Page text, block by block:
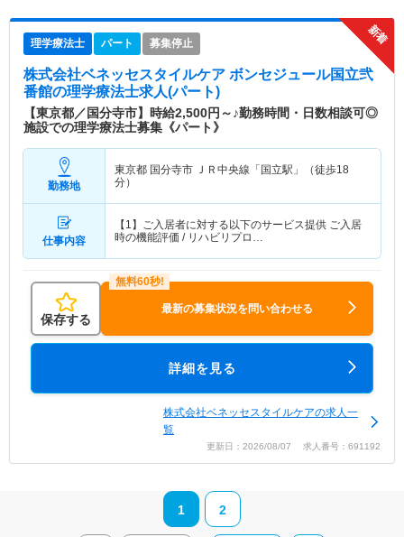
理学療法士 パート 募集停止
株式会社ベネッセスタイルケア ボンセジュール国立弐
番館の理学療法士求人(パート)
【東京都／国分寺市】時給2,500円～♪勤務時間・日数相談可◎
施設での理学療法士募集《パート》
勤務地
東京都 国分寺市 ＪＲ中央線「国立駅」（徒歩18
分）
仕事内容
【1】ご入居者に対する以下のサービス提供 ご入居
時の機能評価 / リハビリプロ…
保存する
最新の募集状況を問い合わせる
詳細を見る
株式会社ベネッセスタイルケアの求人一
覧
更新日：2026/08/07 求人番号：691192
1 2